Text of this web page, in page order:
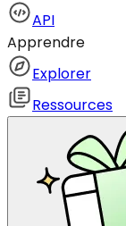
API
Apprendre
Explorer
Ressources